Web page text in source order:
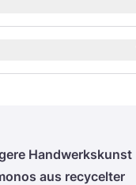
Hand­werks­kunst
aus recy­cel­ter